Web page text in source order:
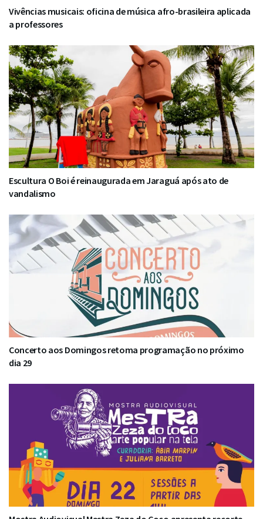
Vivências musicais: oficina de música afro-brasileira aplicada
a professores
Escultura O Boi é reinaugurada em Jaraguá após ato de
vandalismo
Concerto aos Domingos retoma programação no próximo
dia 29